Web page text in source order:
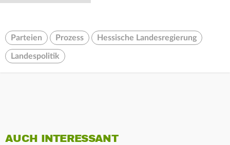
Parteien Prozess Hessische Landesregierung
Landespolitik
AUCH INTERESSANT